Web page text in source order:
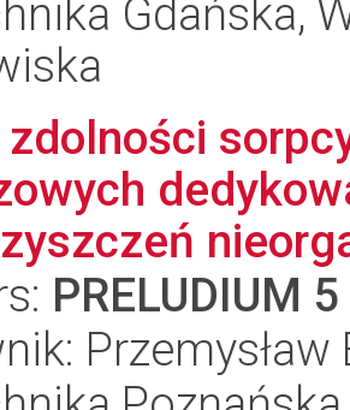
Gdańska,
zdolności
PRELUDIUM 5
Przemysław